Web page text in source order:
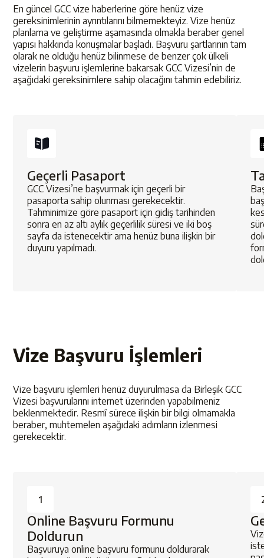
En güncel GCC vize haberlerine göre henüz vize
gereksinimlerinin ayrıntılarını bilmemekteyiz. Vize henüz
planlama ve geliştirme aşamasında olmakla beraber genel
yapısı hakkında konuşmalar başladı. Başvuru şartlarının tam
olarak ne olduğu henüz bilinmese de benzer çok ülkeli
vizelerin başvuru işlemlerine bakarsak GCC Vizesi’nin de
aşağıdaki gereksinimlere sahip olacağını tahmin edebiliriz.
Geçerli Pasaport
GCC Vizesi’ne başvurmak için geçerli bir
pasaporta sahip olunması gerekecektir.
Tahminimize göre pasaport için gidiş tarihinden
sonra en az altı aylık geçerlilik süresi ve iki boş
sayfa da istenecektir ama henüz buna ilişkin bir
duyuru yapılmadı.
Vize Başvuru İşlemleri
Vize başvuru işlemleri henüz duyurulmasa da Birleşik GCC
Vizesi başvurularını internet üzerinden yapabilmeniz
beklenmektedir. Resmî sürece ilişkin bir bilgi olmamakla
beraber, muhtemelen aşağıdaki adımların izlenmesi
gerekecektir.
1
Online Başvuru Formunu
Doldurun
Başvuruya online başvuru formunu doldurarak